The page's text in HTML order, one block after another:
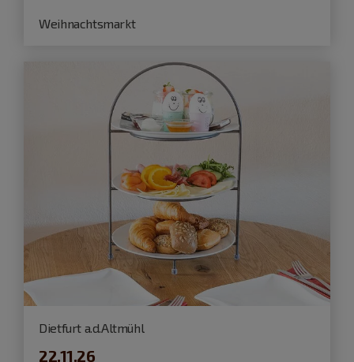
Weihnachtsmarkt
Dietfurt a.d.Altmühl
22.11.26